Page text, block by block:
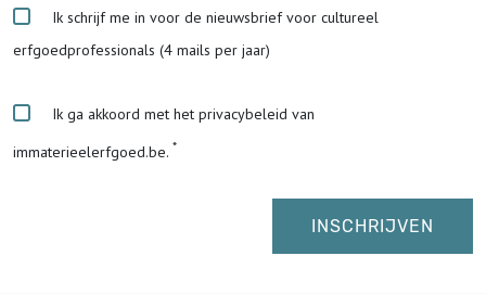
Ik schrijf me in voor de nieuwsbrief voor cultureel
erfgoedprofessionals (4 mails per jaar)
Ik ga akkoord met het privacybeleid van
immaterieelerfgoed.be.